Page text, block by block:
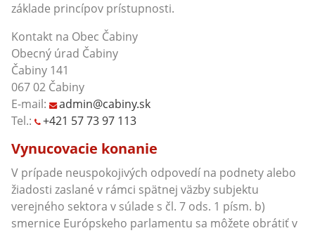
základe princípov prístupnosti.
Kontakt na Obec Čabiny
Obecný úrad Čabiny
Čabiny 141
067 02 Čabiny
E-mail:
admin@cabiny.sk
Tel.:
+421 57 73 97 113
Vynucovacie konanie
V prípade neuspokojivých odpovedí na podnety alebo
žiadosti zaslané v rámci spätnej väzby subjektu
verejného sektora v súlade s čl. 7 ods. 1 písm. b)
smernice Európskeho parlamentu sa môžete obrátiť v